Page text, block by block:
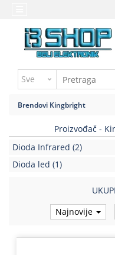
Baterija,punjač
Elektromehaničke
komponente
Brendovi
Uputstvo
kupovinu
slanja
Brendovi Kingbright
Proizvođač -
Dioda Infrared (2)
Dioda led (1)
Najnovije